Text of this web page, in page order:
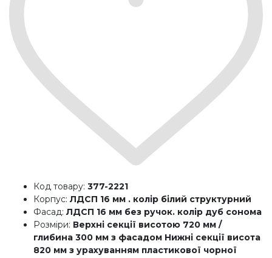
Код товару: 377-2221
Корпус: ЛДСП 16 мм . колір білий структурний
Фасад: ЛДСП 16 мм без ручок. колір дуб сонома
Розміри: Верхні секції висотою 720 мм /
глибина 300 мм з фасадом Нижні секції висота
820 мм з урахуванням пластикової чорної